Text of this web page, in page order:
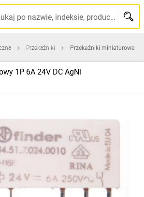
Szukaj po nazwie, indeksie, producencie, kodzie kreskowym...
Przekaźniki Przekaźniki miniaturowe
1P 6A 24V DC AgNi